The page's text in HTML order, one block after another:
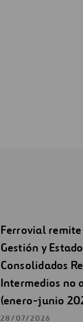
Ferrovial
Gestión y
Consolidados
Intermedios no
(enero-junio
28/07/2026